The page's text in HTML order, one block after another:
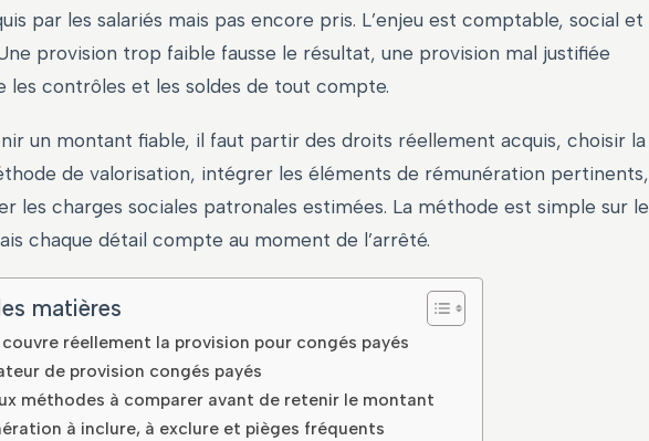
par les salariés mais pas encore pris. L’enjeu est comptable, social et
provision trop faible fausse le résultat, une provision mal justifiée
les contrôles et les soldes de tout compte.
un montant fiable, il faut partir des droits réellement acquis, choisir la
de valorisation, intégrer les éléments de rémunération pertinents,
les charges sociales patronales estimées. La méthode est simple sur le
chaque détail compte au moment de l’arrêté.
matières
réellement la provision pour congés payés
de provision congés payés
méthodes à comparer avant de retenir le montant
à inclure, à exclure et pièges fréquents